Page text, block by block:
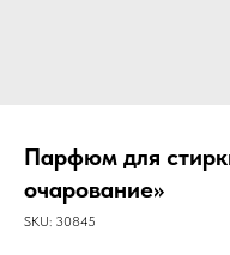
Парфюм для
очарование»
SKU: 30845